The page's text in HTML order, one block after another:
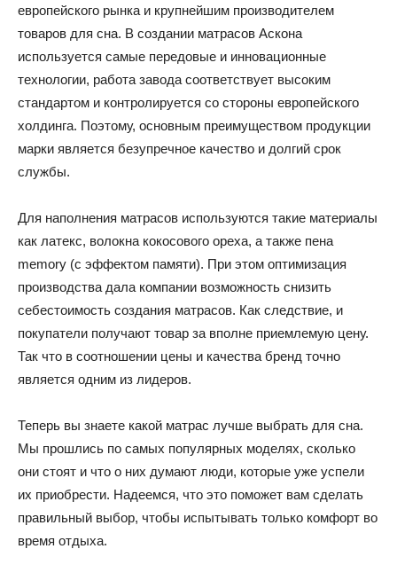
европейского рынка и крупнейшим производителем
товаров для сна. В создании матрасов Аскона
используется самые передовые и инновационные
технологии, работа завода соответствует высоким
стандартом и контролируется со стороны европейского
холдинга. Поэтому, основным преимуществом продукции
марки является безупречное качество и долгий срок
службы.
Для наполнения матрасов используются такие материалы
как латекс, волокна кокосового ореха, а также пена
memory (с эффектом памяти). При этом оптимизация
производства дала компании возможность снизить
себестоимость создания матрасов. Как следствие, и
покупатели получают товар за вполне приемлемую цену.
Так что в соотношении цены и качества бренд точно
является одним из лидеров.
Теперь вы знаете какой матрас лучше выбрать для сна.
Мы прошлись по самых популярных моделях, сколько
они стоят и что о них думают люди, которые уже успели
их приобрести. Надеемся, что это поможет вам сделать
правильный выбор, чтобы испытывать только комфорт во
время отдыха.